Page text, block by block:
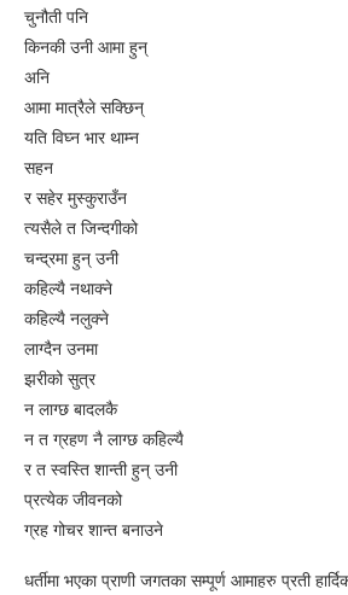
चुनौती पनि
किनकी उनी आमा हुन्
अनि
आमा मात्रैले सक्छिन्
यति विघ्न भार थाम्न
सहन
र सहेर मुस्कुराउँन
त्यसैले त जिन्दगीको
चन्द्रमा हुन् उनी
कहिल्यै नथाक्ने
कहिल्यै नलुक्ने
लाग्दैन उनमा
झरीको सुत्र
न लाग्छ बादलकै
न त ग्रहण नै लाग्छ कहिल्यै
र त स्वस्ति शान्ती हुन् उनी
प्रत्येक जीवनको
ग्रह गोचर शान्त बनाउने
धर्तीमा भएका प्राणी जगतका सम्पूर्ण आमाहरु प्रती